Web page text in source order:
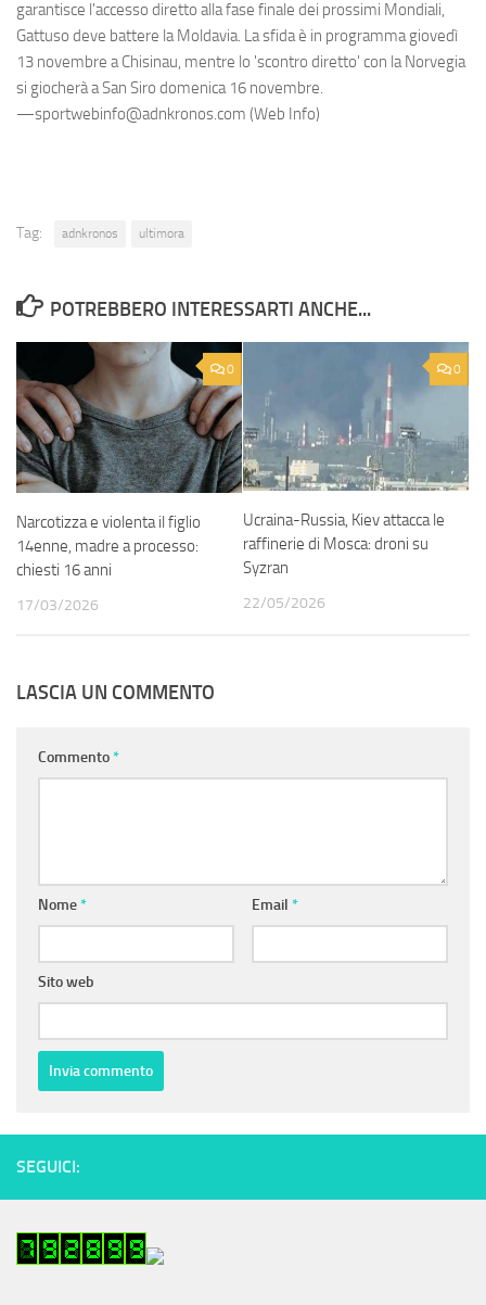
garantisce l'accesso diretto alla fase finale dei prossimi Mondiali,
Gattuso deve battere la Moldavia. La sfida è in programma giovedì
13 novembre a Chisinau, mentre lo 'scontro diretto' con la Norvegia
si giocherà a San Siro domenica 16 novembre.
—sportwebinfo@adnkronos.com (Web Info)
Tag: adnkronos ultimora
POTREBBERO INTERESSARTI ANCHE...
0
Narcotizza e violenta il figlio
14enne, madre a processo:
chiesti 16 anni
17/03/2026
0
Ucraina-Russia, Kiev attacca le
raffinerie di Mosca: droni su
Syzran
22/05/2026
LASCIA UN COMMENTO
Commento*
Nome* Email *
Sito web
SEGUICI: